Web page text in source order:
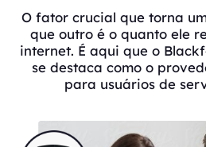
O fator crucial que torna
que outro é o quanto ele
internet. É aqui que o
se destaca como o
para usuários de